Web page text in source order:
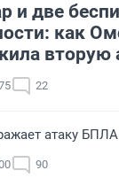
и две
как
вторую
22
атаку
90